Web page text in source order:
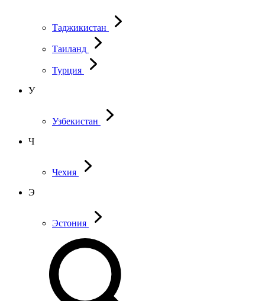
Таджикистан
Таиланд
Турция
У
Узбекистан
Ч
Чехия
Э
Эстония